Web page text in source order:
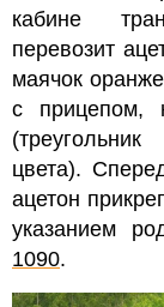
кабине
перевозит
маячок
с прицепом,
цвета).
ацетон
указанием
1090.